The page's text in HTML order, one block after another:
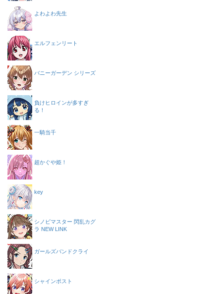
よわよわ先生
エルフェンリート
バニーガーデン シリーズ
負けヒロインが多すぎ
る！
一騎当千
超かぐや姫！
key
シノビマスター 閃乱カグ
ラ NEW LINK
ガールズバンドクライ
シャインポスト